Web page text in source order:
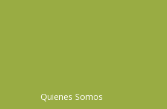
Quienes Somos